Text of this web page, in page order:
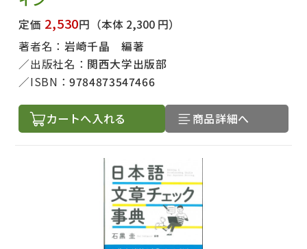
定価 2,530円 （本体 2,300 円）
著者名： 岩崎千晶 編著
出版社名： 関西大学出版部
ISBN：9784873547466
カートへ入れる 商品詳細へ